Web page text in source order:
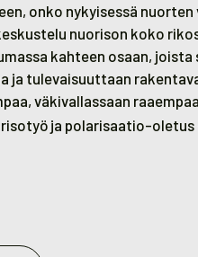
onko nykyisessä
nuorison koko
kahteen osaan, joista
ja tulevaisuuttaan
väkivallassaan
ja polarisaatio-oletus